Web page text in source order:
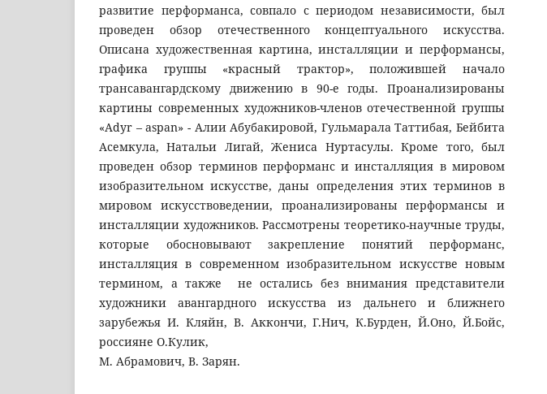
развитие перформанса, совпало с периодом независимости, был
проведен обзор отечественного концептуального искусства.
Описана художественная картина, инсталляции и перформансы,
графика группы «красный трактор», положившей начало
трансавангардскому движению в 90-е годы. Проанализированы
картины современных художников-членов отечественной группы
«Adyr – aspan» - Алии Абубакировой, Гульмарала Таттибая, Бейбита
Асемкула, Натальи Лигай, Жениса Нуртасулы. Кроме того, был
проведен обзор терминов перформанс и инсталляция в мировом
изобразительном искусстве, даны определения этих терминов в
мировом искусствоведении, проанализированы перформансы и
инсталляции художников. Рассмотрены теоретико-научные труды,
которые обосновывают закрепление понятий перформанс,
инсталляция в современном изобразительном искусстве новым
термином, а также не остались без внимания представители
художники авангардного искусства из дальнего и ближнего
зарубежья И. Кляйн, В. Аккончи, Г.Нич, К.Бурден, Й.Оно, Й.Бойс,
россияне О.Кулик,
М. Абрамович, В. Зарян.